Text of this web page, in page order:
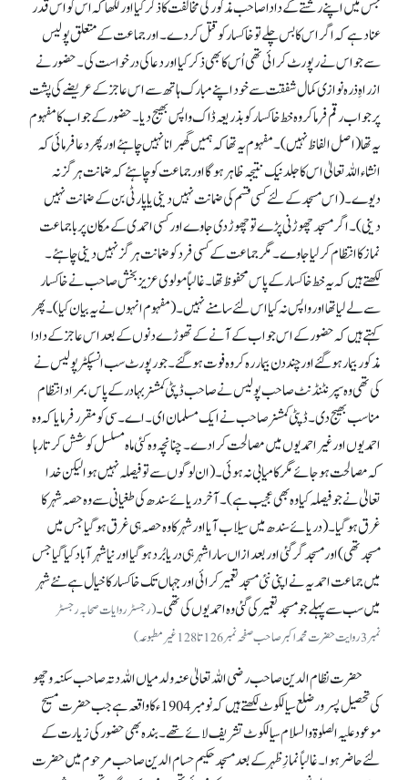
جس میں اپنے رشتے کے دادا صاحب مذکور کی مخالفت کا ذکر کیا اور لکھا کہ اس کو اس قدر
عناد ہے کہ اگر اس کا بس چلے تو خاکسار کو قتل کر دے۔ اور جماعت کے متعلق پولیس
سے جو اس نے رپورٹ کرائی تھی اُس کا بھی ذکر کیا اور دعا کی درخواست کی۔ حضور نے
ازراہِ ذرہ نوازی کمال شفقت سے خود اپنے مبارک ہاتھ سے اس عاجز کے عریضے کی پشت
پر جواب رقم فرما کر وہ خط خاکسار کو بذریعہ ڈاک واپس بھیج دیا۔ حضور کے جواب کا مفہوم
یہ تھا (اصل الفاظ نہیں )۔ مفہوم یہ تھا کہ ہمیں گھبرانا نہیں چاہئے اور پھر دعا فرمائی کہ
انشاء اللہ تعالیٰ اس کا جلدنیک نتیجہ ظاہر ہو گا اور جماعت کو چاہئے کہ ضمانت ہرگز نہ
دیوے۔ (اس مسجد کے لئے کسی قسم کی ضمانت نہیں دینی یا پارٹی بن کے ضمانت نہیں
دینی)۔ اگر مسجد چھوڑنی پڑے تو چھوڑ دی جاوے اور کسی احمدی کے مکان پر باجماعت
نماز کا انتظام کر لیا جاوے۔ مگر جماعت کے کسی فرد کو ضمانت ہرگز نہیں دینی چاہئے۔
لکھتے ہیں کہ یہ خط خاکسار کے پاس محفوظ تھا۔ غالباً مولوی عزیز بخش صاحب نے خاکسار
سے لے لیا تھا اور واپس نہ کیا اس لئے سامنے نہیں۔ (مفہوم انہوں نے یہ بیان کیا)۔ پھر
کہتے ہیں کہ حضور کے اس جواب کے آنے کے تھوڑے دنوں کے بعد اس عاجز کے دادا
مذکور بیمار ہو گئے اور چند دن بیمار رہ کر وہ فوت ہو گئے۔ جو رپورٹ سب انسپکٹر پولیس نے
کی تھی وہ سپرنٹنڈنٹ صاحب پولیس نے صاحب ڈپٹی کمشنر بہادر کے پاس بمراد انتظام
مناسب بھیج دی۔ ڈپٹی کمشنر صاحب نے ایک مسلمان ای۔ اے۔ سی کو مقرر فرمایا کہ وہ
احمدیوں اور غیر احمدیوں میں مصالحت کرا دے۔ چنانچہ وہ کئی ماہ مسلسل کوشش کرتا رہا
کہ مصالحت ہو جائے مگر کامیابی نہ ہوئی۔ (ان لوگوں سے تو فیصلہ نہیں ہوا لیکن خدا
تعالیٰ نے جو فیصلہ کیا وہ بھی عجیب ہے)۔ آخر دریائے سندھ کی طغیانی سے وہ حصہ شہر کا
غرق ہو گیا۔ (دریائے سندھ میں سیلاب آیا اور شہر کا وہ حصہ ہی غرق ہو گیا جس میں
مسجد تھی) اور مسجد گر گئی اور بعد ازاں سارا شہر ہی دریا بُرد ہو گیا اور نیا شہر آباد کیا گیا جس
میں جماعت احمدیہ نے اپنی نئی مسجد تعمیر کرائی اور جہاں تک خاکسار کا خیال ہے نئے شہر
میں سب سے پہلے جو مسجد تعمیر کی گئی وہ احمدیوں کی تھی۔(رجسٹر روایات صحابہ رجسٹر
نمبر 3روایت حضرت محمد اکبر صاحب صفحہ نمبر126تا128غیر مطبوعہ)
حضرت نظام الدین صاحب رضی اللہ تعالیٰ عنہ ولد میاں اللہ دتہ صاحب سکنہ وچھو
کی تحصیل پسرور ضلع سیالکوٹ لکھتے ہیں کہ نومبر 1904ء کا واقعہ ہے جب حضرت مسیح
موعود علیہ الصلوۃ والسلام سیالکوٹ تشریف لائے تھے۔ بندہ بھی حضور کی زیارت کے
لئے حاضر ہوا۔ غالباً نمازِ ظہر کے بعد مسجد حکیم حسام الدین صاحب مرحوم میں حضرت